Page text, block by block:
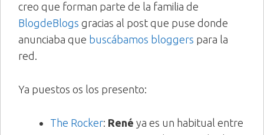
creo que forman parte de la familia de
BlogdeBlogs gracias al post que puse donde
anunciaba que buscábamos bloggers para la
red.
Ya puestos os los presento:
The Rocker: René ya es un habitual entre